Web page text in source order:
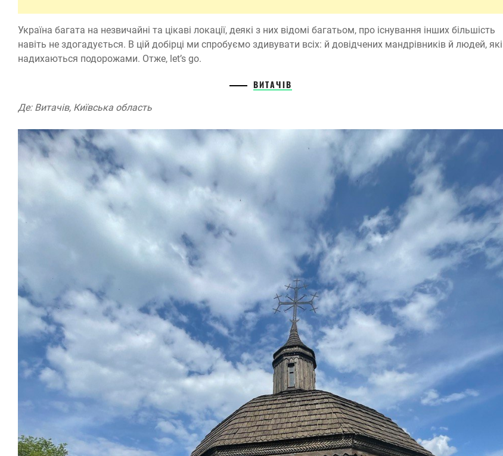
Україна багата на незвичайні та цікаві локації, деякі з них відомі багатьом, про існування інших більшість
навіть не здогадується. В цій добірці ми спробуємо здивувати всіх: й довідчених мандрівників й людей, які
надихаються подорожами. Отже, let’s go.
ВИТАЧІВ
Де: Витачів, Київська область